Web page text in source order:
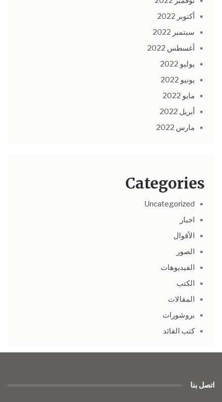
أكتوبر 2022
سبتمبر 2022
أغسطس 2022
يوليو 2022
يونيو 2022
مايو 2022
أبريل 2022
مارس 2022
Categories
Uncategorized
اخبار
الأقوال
الصور
الفيديوهات
الكتب
المقالات
بروشورات
كتب القائد
اتصل بنا